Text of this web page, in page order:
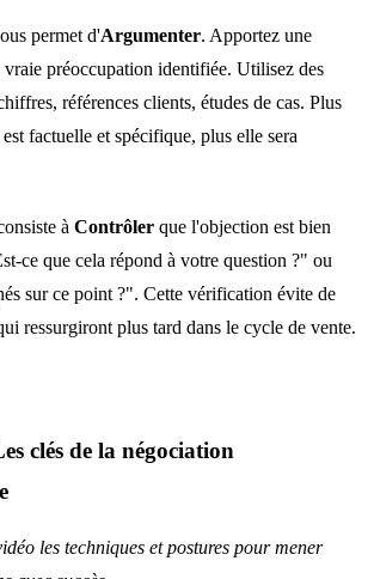
permet d'Argumenter. Apportez une
vraie préoccupation identifiée. Utilisez des
références clients, études de cas. Plus
factuelle et spécifique, plus elle sera
à Contrôler que l'objection est bien
ce que cela répond à votre question ?" ou
sur ce point ?". Cette vérification évite de
ressurgiront plus tard dans le cycle de vente.
clés de la négociation
les techniques et postures pour mener